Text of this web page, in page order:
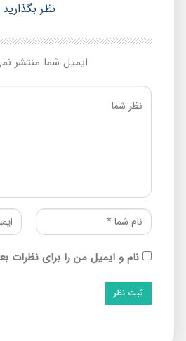
نظر بگذارید
ایمیل شما منتشر نمی
نام و ایمیل من را برای نظرات